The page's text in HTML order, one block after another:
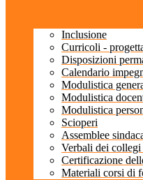
Inclusione
Curricoli -
Disposizioni
Calendario
Modulistica
Modulistica
Modulistica
Scioperi
Assemblee
Verbali dei collegi
Certificazione
Materiali corsi di